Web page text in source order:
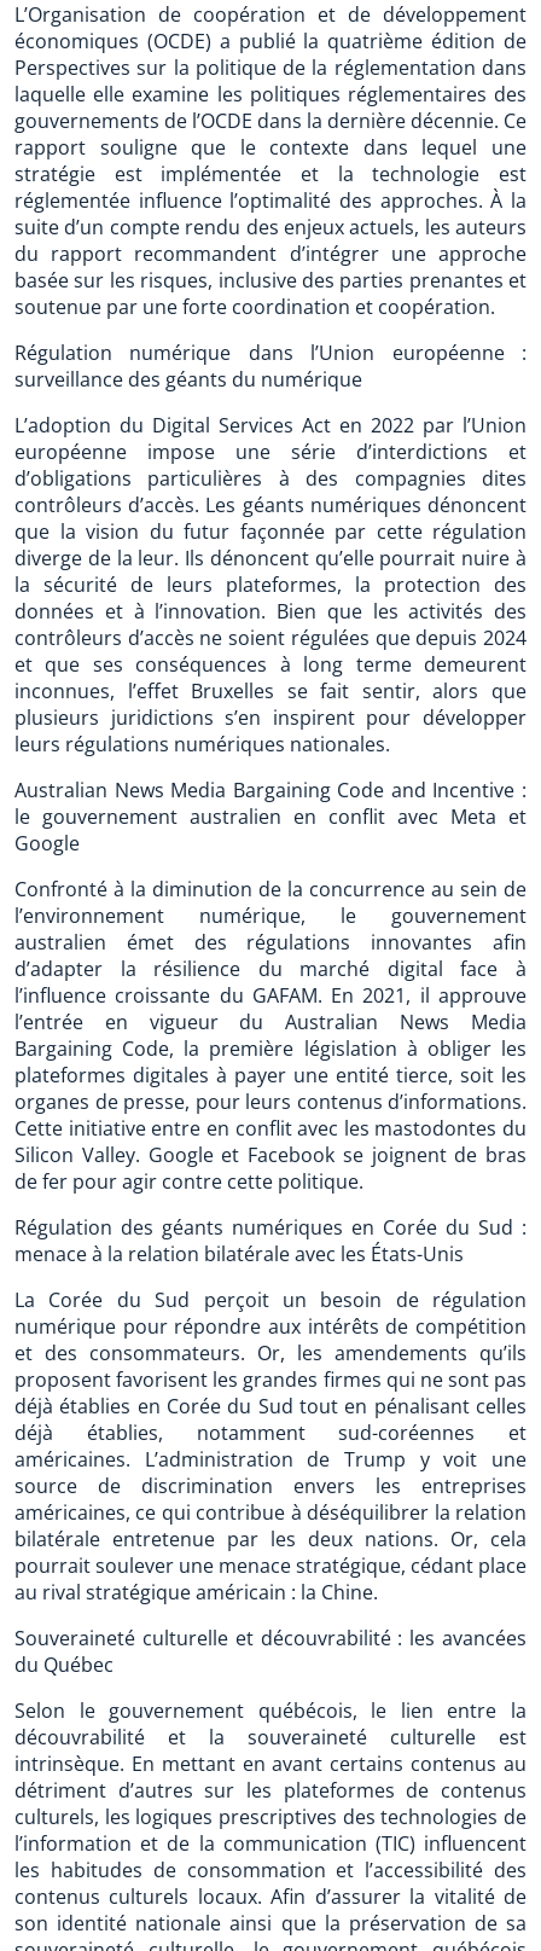
L’Organisation de coopération et de développement
économiques (OCDE) a publié la quatrième édition de
Perspectives sur la politique de la réglementation dans
laquelle elle examine les politiques réglementaires des
gouvernements de l’OCDE dans la dernière décennie. Ce
rapport souligne que le contexte dans lequel une
stratégie est implémentée et la technologie est
réglementée influence l’optimalité des approches. À la
suite d’un compte rendu des enjeux actuels, les auteurs
du rapport recommandent d’intégrer une approche
basée sur les risques, inclusive des parties prenantes et
soutenue par une forte coordination et coopération.
Régulation numérique dans l’Union européenne :
surveillance des géants du numérique
L’adoption du Digital Services Act en 2022 par l’Union
européenne impose une série d’interdictions et
d’obligations particulières à des compagnies dites
contrôleurs d’accès. Les géants numériques dénoncent
que la vision du futur façonnée par cette régulation
diverge de la leur. Ils dénoncent qu’elle pourrait nuire à
la sécurité de leurs plateformes, la protection des
données et à l’innovation. Bien que les activités des
contrôleurs d’accès ne soient régulées que depuis 2024
et que ses conséquences à long terme demeurent
inconnues, l’effet Bruxelles se fait sentir, alors que
plusieurs juridictions s’en inspirent pour développer
leurs régulations numériques nationales.
Australian News Media Bargaining Code and Incentive :
le gouvernement australien en conflit avec Meta et
Google
Confronté à la diminution de la concurrence au sein de
l’environnement numérique, le gouvernement
australien émet des régulations innovantes afin
d’adapter la résilience du marché digital face à
l’influence croissante du GAFAM. En 2021, il approuve
l’entrée en vigueur du Australian News Media
Bargaining Code, la première législation à obliger les
plateformes digitales à payer une entité tierce, soit les
organes de presse, pour leurs contenus d’informations.
Cette initiative entre en conflit avec les mastodontes du
Silicon Valley. Google et Facebook se joignent de bras
de fer pour agir contre cette politique.
Régulation des géants numériques en Corée du Sud :
menace à la relation bilatérale avec les États-Unis
La Corée du Sud perçoit un besoin de régulation
numérique pour répondre aux intérêts de compétition
et des consommateurs. Or, les amendements qu’ils
proposent favorisent les grandes firmes qui ne sont pas
déjà établies en Corée du Sud tout en pénalisant celles
déjà établies, notamment sud-coréennes et
américaines. L’administration de Trump y voit une
source de discrimination envers les entreprises
américaines, ce qui contribue à déséquilibrer la relation
bilatérale entretenue par les deux nations. Or, cela
pourrait soulever une menace stratégique, cédant place
au rival stratégique américain : la Chine.
Souveraineté culturelle et découvrabilité : les avancées
du Québec
Selon le gouvernement québécois, le lien entre la
découvrabilité et la souveraineté culturelle est
intrinsèque. En mettant en avant certains contenus au
détriment d’autres sur les plateformes de contenus
culturels, les logiques prescriptives des technologies de
l’information et de la communication (TIC) influencent
les habitudes de consommation et l’accessibilité des
contenus culturels locaux. Afin d’assurer la vitalité de
son identité nationale ainsi que la préservation de sa